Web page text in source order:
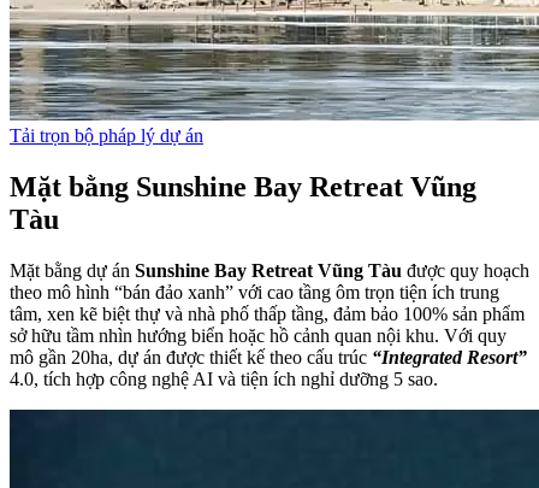
Tải trọn bộ pháp lý dự án
Mặt bằng Sunshine Bay Retreat Vũng
Tàu
Mặt bằng dự án Sunshine Bay Retreat Vũng Tàu được quy hoạch
theo mô hình “bán đảo xanh” với cao tầng ôm trọn tiện ích trung
tâm, xen kẽ biệt thự và nhà phố thấp tầng, đảm bảo 100% sản phẩm
sở hữu tầm nhìn hướng biển hoặc hồ cảnh quan nội khu. Với quy
mô gần 20ha, dự án được thiết kế theo cấu trúc “Integrated Resort”
4.0, tích hợp công nghệ AI và tiện ích nghỉ dưỡng 5 sao.